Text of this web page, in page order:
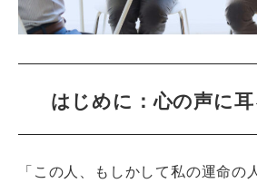
はじめに：心の声に
「この人、もしかして私の運命